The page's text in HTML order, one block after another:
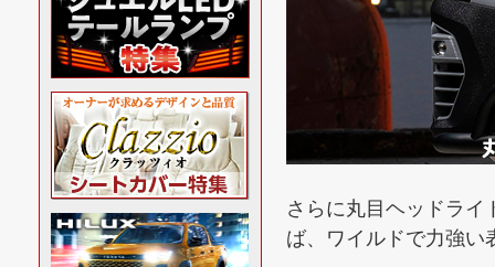
さらに丸目ヘッドライ
ば、ワイルドで力強い